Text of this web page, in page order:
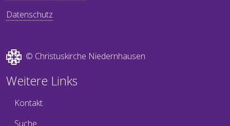
Datenschutz
© Christuskirche Niedernhausen
Weitere Links
Kontakt
Suche